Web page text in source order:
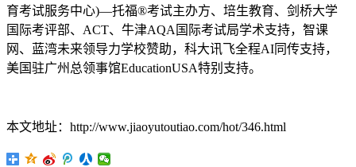
育考试服务中心)—托福®考试主办方、培生教育、剑桥大学
国际考评部、ACT、牛津AQA国际考试局学术支持，智课
网、蓝湾未来领导力学校赞助，科大讯飞全程AI同传支持，
美国驻广州总领事馆EducationUSA特别支持。
本文地址：http://www.jiaoyutoutiao.com/hot/346.html